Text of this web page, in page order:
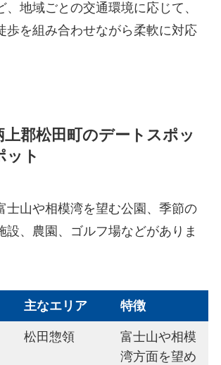
、地域ごとの交通環境に応じて、
歩を組み合わせながら柔軟に対応
上郡松田町のデートスポッ
ット
士山や相模湾を望む公園、季節の
設、農園、ゴルフ場などがありま
主なエリア 特徴
松田惣領
富士山や相模
湾方面を望め